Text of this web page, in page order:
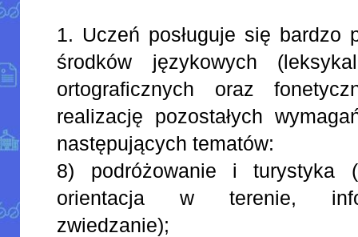
1. Uczeń posługuje się bardzo
środków językowych
ortograficznych oraz
realizację pozostałych
następujących tematów:
8) podróżowanie i turystyka
orientacja w terenie,
zwiedzanie);